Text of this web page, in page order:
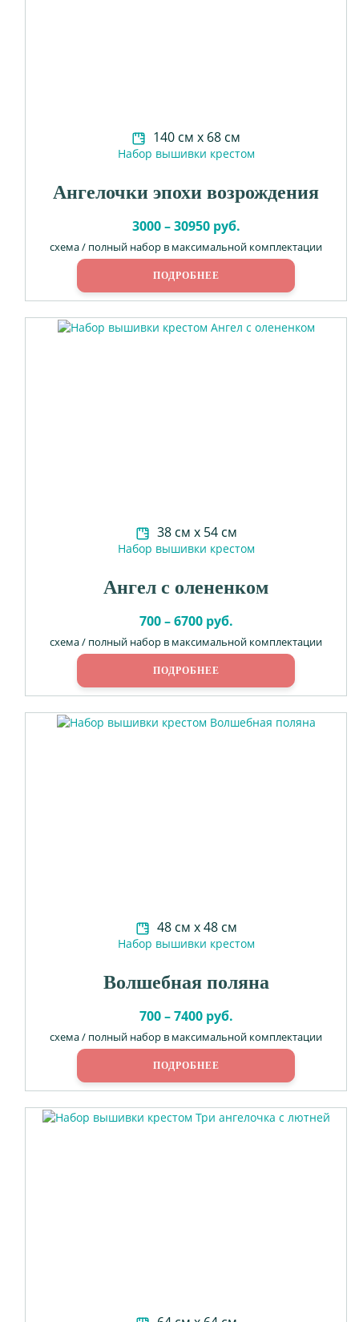
140 см х 68 см
Набор вышивки крестом
Ангелочки эпохи возрождения
3000 – 30950 руб.
схема / полный набор в максимальной комплектации
ПОДРОБНЕЕ
38 см х 54 см
Набор вышивки крестом
Ангел с олененком
700 – 6700 руб.
схема / полный набор в максимальной комплектации
ПОДРОБНЕЕ
48 см х 48 см
Набор вышивки крестом
Волшебная поляна
700 – 7400 руб.
схема / полный набор в максимальной комплектации
ПОДРОБНЕЕ